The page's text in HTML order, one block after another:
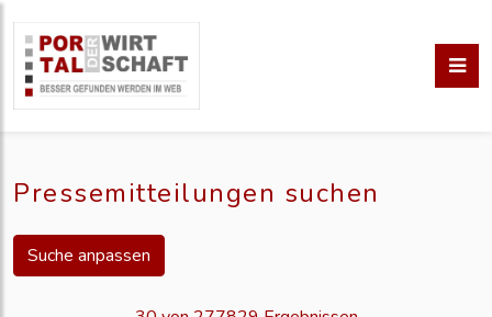
Pressemitteilungen suchen
Suche anpassen